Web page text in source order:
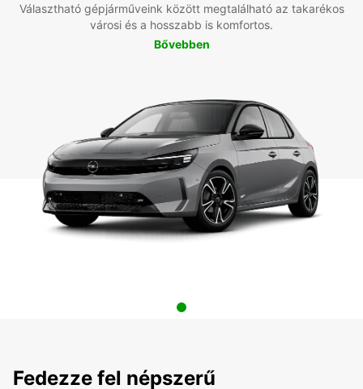
Választható gépjárműveink között megtalálható az takarékos
városi és a hosszabb is komfortos.
Bővebben
Fedezze fel népszerű